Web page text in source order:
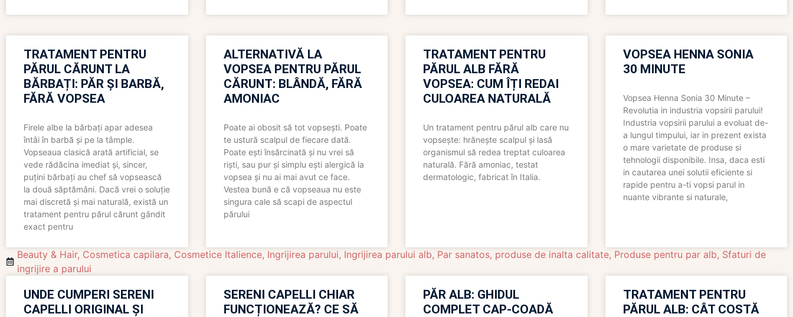
TRATAMENT PENTRU
PĂRUL CĂRUNT LA
BĂRBAȚI: PĂR ȘI BARBĂ,
FĂRĂ VOPSEA
Firele albe la bărbați apar adesea
întâi în barbă și pe la tâmple.
Vopseaua clasică arată artificial, se
vede rădăcina imediat și, sincer,
puțini bărbați au chef să vopsească
la două săptămâni. Dacă vrei o soluție
mai discretă și mai naturală, există un
tratament pentru părul cărunt gândit
exact pentru
ALTERNATIVĂ LA
VOPSEA PENTRU PĂRUL
CĂRUNT: BLÂNDĂ, FĂRĂ
AMONIAC
Poate ai obosit să tot vopsești. Poate
te ustură scalpul de fiecare dată.
Poate ești însărcinată și nu vrei să
riști, sau pur și simplu ești alergică la
vopsea și nu ai mai avut ce face.
Vestea bună e că vopseaua nu este
singura cale să scapi de aspectul
părului
TRATAMENT PENTRU
PĂRUL ALB FĂRĂ
VOPSEA: CUM ÎȚI REDAI
CULOAREA NATURALĂ
Un tratament pentru părul alb care nu
vopsește: hrănește scalpul și lasă
organismul să redea treptat culoarea
naturală. Fără amoniac, testat
dermatologic, fabricat în Italia.
VOPSEA HENNA SONIA
30 MINUTE
Vopsea Henna Sonia 30 Minute –
Revolutia in industria vopsirii parului!
Industria vopsirii parului a evoluat de-
a lungul timpului, iar in prezent exista
o mare varietate de produse si
tehnologii disponibile. Insa, daca esti
in cautarea unei solutii eficiente si
rapide pentru a-ti vopsi parul in
nuante vibrante si naturale,
Beauty & Hair, Cosmetica capilara, Cosmetice Italience, Ingrijirea parului, Ingrijirea parului alb, Par sanatos, produse de inalta calitate, Produse pentru par alb, Sfaturi de
ingrijire a parului
UNDE CUMPERI SERENI
CAPELLI ORIGINAL ȘI
SERENI CAPELLI CHIAR
FUNCȚIONEAZĂ? CE SĂ
PĂR ALB: GHIDUL
COMPLET CAP-COADĂ
TRATAMENT PENTRU
PĂRUL ALB: CÂT COSTĂ